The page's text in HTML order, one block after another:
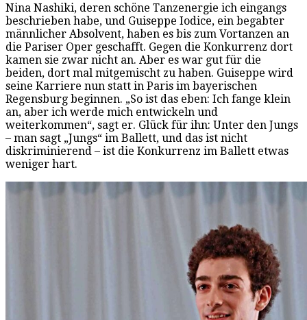
Nina Nashiki, deren schöne Tanzenergie ich eingangs
beschrieben habe, und Guiseppe Iodice, ein begabter
männlicher Absolvent, haben es bis zum Vortanzen an
die Pariser Oper geschafft. Gegen die Konkurrenz dort
kamen sie zwar nicht an. Aber es war gut für die
beiden, dort mal mitgemischt zu haben. Guiseppe wird
seine Karriere nun statt in Paris im bayerischen
Regensburg beginnen. „So ist das eben: Ich fange klein
an, aber ich werde mich entwickeln und
weiterkommen“, sagt er. Glück für ihn: Unter den Jungs
– man sagt „Jungs“ im Ballett, und das ist nicht
diskriminierend – ist die Konkurrenz im Ballett etwas
weniger hart.